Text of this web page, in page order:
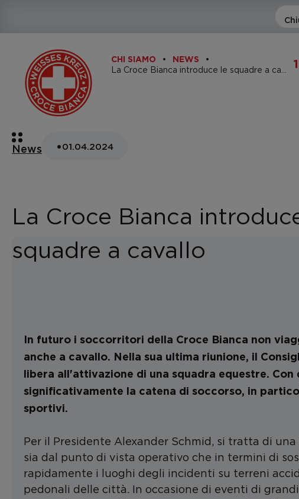
CHI SIAMO NEWS
News •01.04.2024
La Croce Bianca
squadre a cavallo
In futuro i soccorritori della Croce Bianca non
anche a cavallo. Nella sua ultima riunione, il
libera all'attivazione di una squadra equestre.
significativamente la catena di soccorso, in
sportivi.
Per il Presidente Alexander Schmid, si tratta di
sia dal punto di vista operativo che in termini di
rapidamente i luoghi degli incidenti su terreni
pedonali delle città. In occasione di eventi di